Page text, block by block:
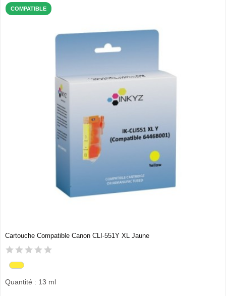
COMPATIBLE
Cartouche Compatible Canon CLI-551Y XL Jaune
Quantité : 13 ml